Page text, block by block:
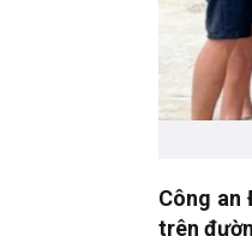
Công an
trên